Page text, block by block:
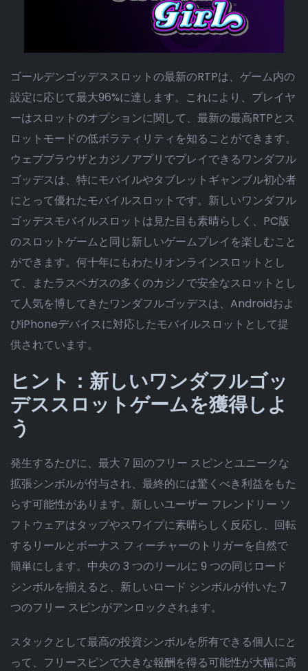
ゴールデンゴッデススロットの最新のRTPは、ゲーム内の
設定に応じて最大96%に達します。これにより、プレイヤ
ーはスロットのオプションに関して、最新の最高RTPとス
ロットモードの低ボラティリティを知ることができます。
ウェブブラウザとカジノアプリでプレイできるワンダフル
ゴッデスは、特にモバイルやタブレットギャンブル初心者
にとって優れたモバイルスロットです。新しいワンダフル
ゴッデスモバイルスロットは見た目も素晴らしく、PC版
のスロットゲームと同じ新しいゲームプレイを楽しむこと
ができます。何十年にもわたりオンラインスロットとし
て、またラスベガスの多くのカジノで安全なスロットとし
て人気を博してきたワンダフルゴッデスは、Androidおよ
びiPhoneデバイスに対応したモバイルスロットとして提
供されています。
ヒント：新しいワンダフルゴッ
デススロットゲームを獲得しよ
う
発生するたびに、最大 7 回のフリー スピンとユニークな
拡張シンボルが付与され、最終的には驚くべき利益をもた
らす可能性があります。新しいユーザー フレンドリー ソ
フトウェアはタップやスワイプに素晴らしく反応し、回転
するリールとボーナス フィーチャーのトリガーを自然で
簡単にします。中央の 3 つのリールに 9 つの同じロード
シンボルを揃えると、新しいロード シンボルが付いた 7
つのフリー スピンがアンロックされます。
スタックとして最高の投資シンボルを所有できる個人にと
って、フリースピンで大きな報酬を得る可能性が大幅に高